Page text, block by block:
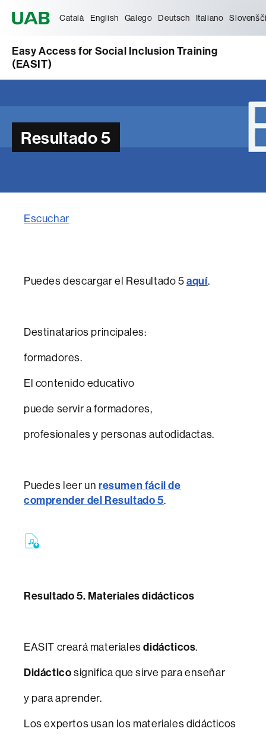
Català English Galego Deutsch Italiano
Easy Access for Social Inclusion Training
(EASIT)
Resultado 5
Escuchar
Puedes descargar el Resultado 5aquí.
Destinatarios principales:
formadores.
El contenido educativo
puede servir a formadores,
profesionales y personas autodidactas.
Puedes leer un resumen fácil de
comprender del Resultado 5.
Resultado 5. Materiales didácticos
EASIT creará materialesdidácticos.
Didácticosignifica que sirve para enseñar
y para aprender.
Los expertos usan los materiales didácticos